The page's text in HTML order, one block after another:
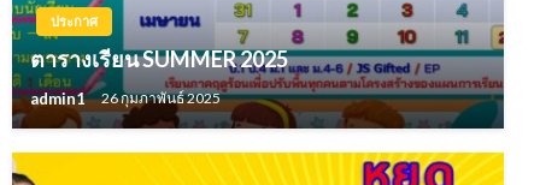
ประกาศ
ตารางเรียน SUMMER 2025
admin1 26 กุมภาพันธ์ 2025